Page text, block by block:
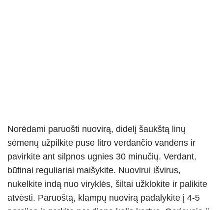
Norėdami paruošti nuovirą, didelį šaukštą linų
sėmenų užpilkite puse litro verdančio vandens ir
pavirkite ant silpnos ugnies 30 minučių. Verdant,
būtinai reguliariai maišykite. Nuovirui išvirus,
nukelkite indą nuo viryklės, šiltai užklokite ir palikite
atvėsti. Paruoštą, klampų nuovirą padalykite į 4-5